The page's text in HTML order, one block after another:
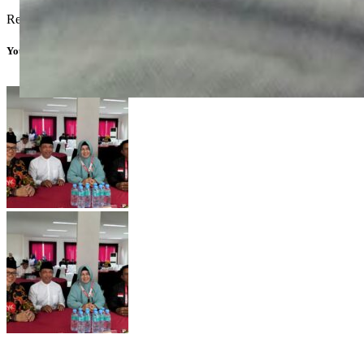
Reporter : simon parlaungan- Rilis
You might also like